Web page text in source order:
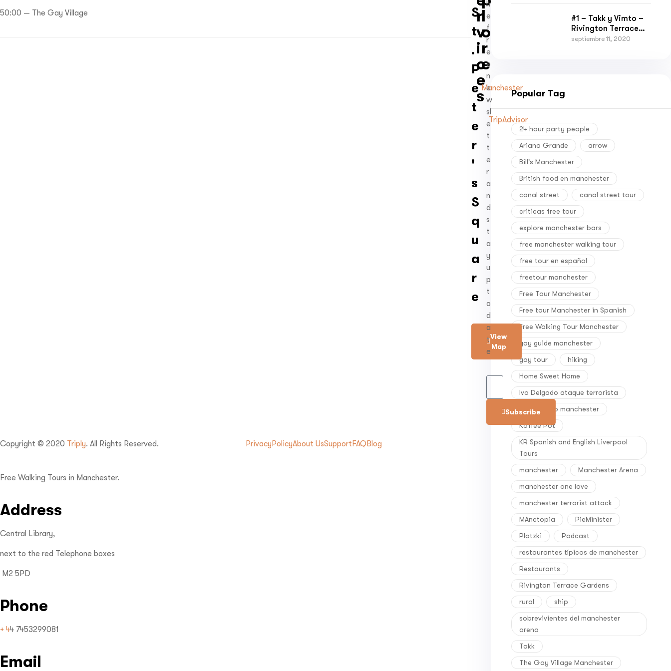
50:00 — The Gay Village
Liverpool tours
#1 – Takk y Vimto –
Rivington Terrace
Gardens y
septiembre 11, 2020
Popular Tag
24 hour party people
Ariana Grande arrow
Bill's Manchester
British food en manchester
canal street canal street tour
criticas free tour
explore manchester bars
free manchester walking tour
free tour en español
freetour manchester
Free Tour Manchester
Free tour Manchester in Spanish
Free Walking Tour Manchester
gay guide manchester
gay tour hiking
Home Sweet Home
Ivo Delgado ataque terrorista
Ivo Delgado manchester
Koffee Pot
KR Spanish and English Liverpool
Tours
manchester Manchester Arena
manchester one love
manchester terrorist attack
MAnctopia PieMinister
Platzki Podcast
restaurantes típicos de manchester
Restaurants
Rivington Terrace Gardens
rural ship
sobrevivientes del manchester
arena
Takk
The Gay Village Manchester
S
t
.
P
e
t
e
r
'
s
S
q
u
a
r
e
View
Map
r
v
i
c
e
s
TripAdvisor
l
o
r
e
Manchester
h
e
f
r
e
e
n
e
w
sl
e
t
t
e
r
a
n
d
s
t
a
y
u
p
t
o
d
a
t
e
Subscribe
Copyright © 2020 Triply. All Rights Reserved. Privacy PolicyAbout UsSupport FAQ Blog
Free Walking Tours in Manchester.
Address
Central Library,
next to the red Telephone boxes
M2 5PD
Phone
+ 44 7453299081
Email